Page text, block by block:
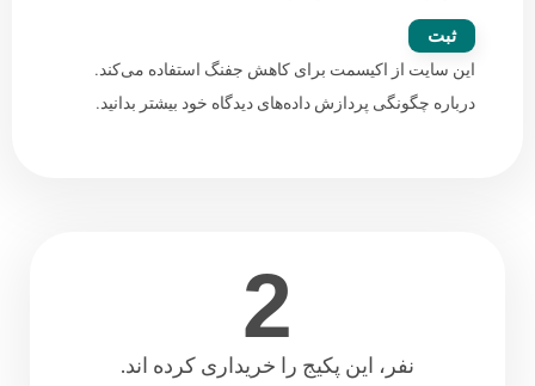
این سایت از اکیسمت برای کاهش جفنگ استفاده می‌کند.
درباره چگونگی پردازش داده‌های دیدگاه خود بیشتر بدانید.
2
نفر، این پکیج را خریداری کرده اند.